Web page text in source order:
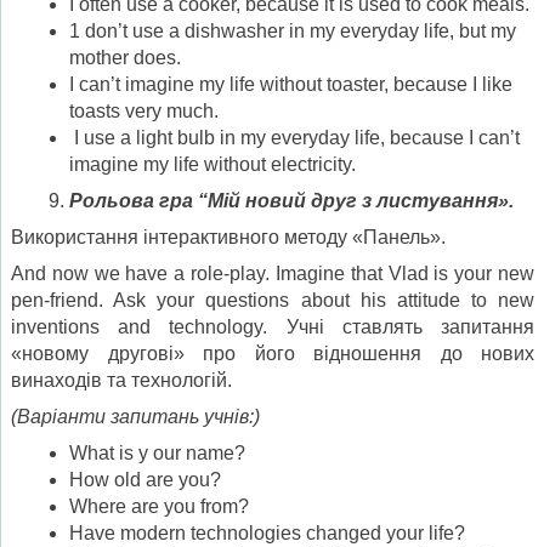
1 don’t use a dishwasher in my everyday life, but my
mother does.
I can’t imagine my life without toaster, because I like
toasts very much.
I use a light bulb in my everyday life, because I can’t
imagine my life without electricity.
Рольова гра “Мій новий друг з листування».
Використання інтерактивного методу «Панель».
And now we have a role-play. Imagine that Vlad is your new
pen-friend. Ask your questions about his attitude to new
inventions and technology. Учні ставлять запитання
«новому другові» про його відношення до нових
винаходів та технологій.
(Варіанти запитань учнів:)
What is y our name?
How old are you?
Where are you from?
Have modern technologies changed your life?